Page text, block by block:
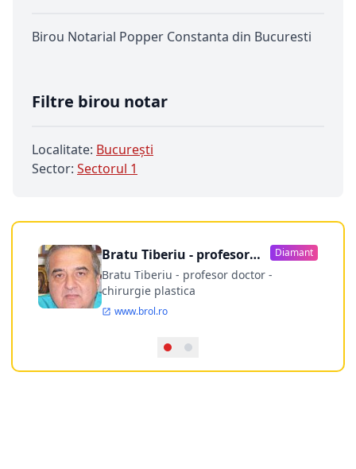
Birou Notarial Popper Constanta din Bucuresti
Filtre birou notar
Localitate: Bucureşti
Sector: Sectorul 1
Bratu Tiberiu - profesor
doctor
Diamant
Bratu Tiberiu - profesor doctor -
chirurgie plastica
www.brol.ro